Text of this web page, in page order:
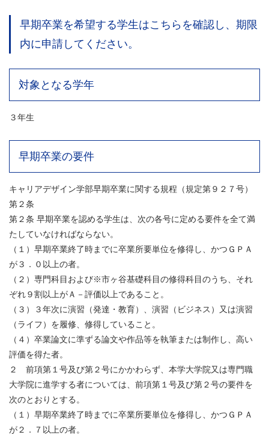
早期卒業を希望する学生はこちらを確認し、期限
内に申請してください。
対象となる学年
３年生
早期卒業の要件
キャリアデザイン学部早期卒業に関する規程（規定第９２７号）
第２条
第２条 早期卒業を認める学生は、次の各号に定める要件を全て満
たしていなければならない。
（１）早期卒業終了時までに卒業所要単位を修得し、かつＧＰＡ
が３．０以上の者。
（２）専門科目および※市ヶ谷基礎科目の修得科目のうち、それ
ぞれ９割以上がＡ－評価以上であること。
（３）３年次に演習（発達・教育）、演習（ビジネス）又は演習
（ライフ）を履修、修得していること。
（４）卒業論文に準ずる論文や作品等を執筆または制作し、高い
評価を得た者。
２ 前項第１号及び第２号にかかわらず、本学大学院又は専門職
大学院に進学する者については、前項第１号及び第２号の要件を
次のとおりとする。
（１）早期卒業終了時までに卒業所要単位を修得し、かつＧＰＡ
が２．７以上の者。